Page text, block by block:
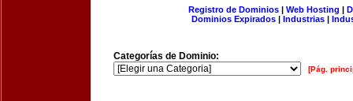
Registro de Dominios| Web Hosting |
Dominios Expirados | Industrias |
Categorías de Dominio:
[Pág.